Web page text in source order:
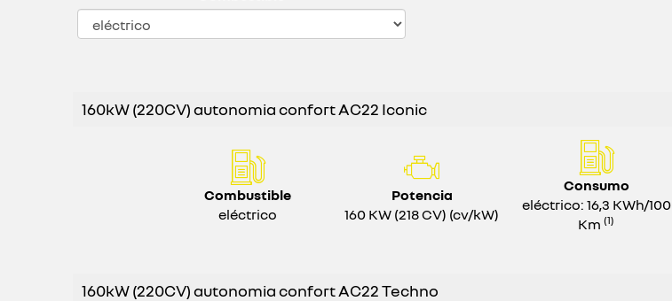
160kW (220CV) autonomia confort AC22 Iconic
Combustible
eléctrico
Potencia
160 KW (218 CV) (cv/kW)
Consumo
eléctrico: 16,3 KWh/100
Km(1)
160kW (220CV) autonomia confort AC22 Techno